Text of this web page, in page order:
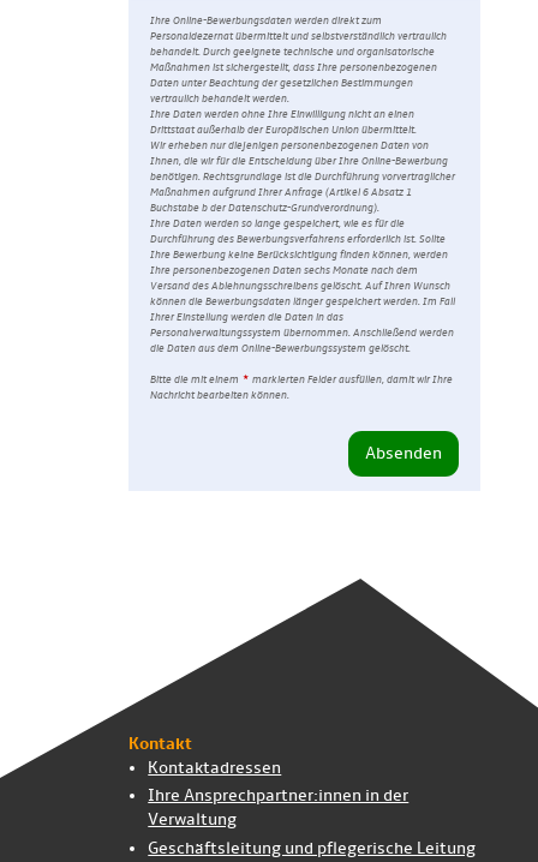
Ihre Online-Bewerbungsdaten werden direkt zum
Personaldezernat übermittelt und selbstverständlich vertraulich
behandelt. Durch geeignete technische und organisatorische
Maßnahmen ist sichergestellt, dass Ihre personenbezogenen
Daten unter Beachtung der gesetzlichen Bestimmungen
vertraulich behandelt werden.
Ihre Daten werden ohne Ihre Einwilligung nicht an einen
Drittstaat außerhalb der Europäischen Union übermittelt.
Wir erheben nur diejenigen personenbezogenen Daten von
Ihnen, die wir für die Entscheidung über Ihre Online-Bewerbung
benötigen. Rechtsgrundlage ist die Durchführung vorvertraglicher
Maßnahmen aufgrund Ihrer Anfrage (Artikel 6 Absatz 1
Buchstabe b der Datenschutz-Grundverordnung).
Ihre Daten werden so lange gespeichert, wie es für die
Durchführung des Bewerbungsverfahrens erforderlich ist. Sollte
Ihre Bewerbung keine Berücksichtigung finden können, werden
Ihre personenbezogenen Daten sechs Monate nach dem
Versand des Ablehnungsschreibens gelöscht. Auf Ihren Wunsch
können die Bewerbungsdaten länger gespeichert werden. Im Fall
Ihrer Einstellung werden die Daten in das
Personalverwaltungssystem übernommen. Anschließend werden
die Daten aus dem Online-Bewerbungssystem gelöscht.
Bitte die mit einem
markierten Felder ausfüllen, damit wir Ihre
Nachricht bearbeiten können.
Kontakt
Kontaktadressen
Ihre Ansprech­partner:innen in der
Verwaltung
Geschäftsleitung und pflegerische Leitung